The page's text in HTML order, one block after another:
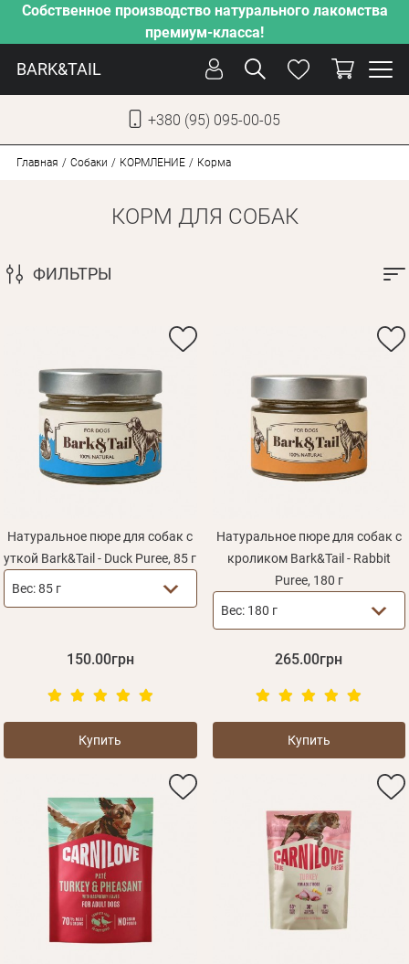
Собственное производство натурального лакомства
премиум-класса!
BARK&TAIL
+380 (95) 095-00-05
УХОД
НОВИНКИ
ДЛЯ КОТОВ
Оплата и доставка
Программа лояльности
Оптовым клиентам
Контакты
+380 (95) 095-00-05
Главная Собаки КОРМЛЕНИЕ Корма
КОРМ ДЛЯ СОБАК
ФИЛЬТРЫ
Натуральное пюре для собак с
уткой Bark&Tail - Duck Puree, 85 г
Вес:85 г
150.00грн
Купить
Натуральное пюре для собак с
кроликом Bark&Tail - Rabbit
Puree, 180 г
Вес: 180 г
265.00грн
Купить